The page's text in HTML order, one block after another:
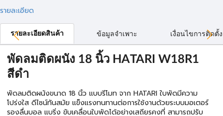
รายละเอียด
รายละเอียดสินค้า ข้อมูลจำเพาะ เงื่อนไขการติดตั้ง
พัดลมติดผนัง 18 นิ้ว HATARI W18R1
สีดำ
พัดลมติดผนังขนาด 18 นิ้ว แบบรีโมท จาก HATARI ใบพัดมีความ
โปร่งใส ดีไซน์ทันสมัย แข็งแรงทนทานต่อการใช้งานด้วยระบบมอเตอร์
รองลื่นบอล แบริ่ง ขับเคลื่อนใบพัดได้อย่างเสถียรคงที่ สามารถปรับ